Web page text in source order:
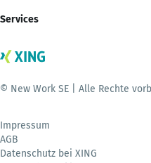
Services
© New Work SE | Alle Rechte
Impressum
AGB
Datenschutz bei XING